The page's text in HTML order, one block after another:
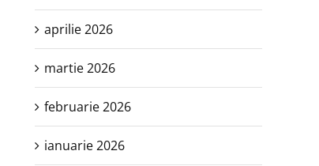
aprilie 2026
martie 2026
februarie 2026
ianuarie 2026